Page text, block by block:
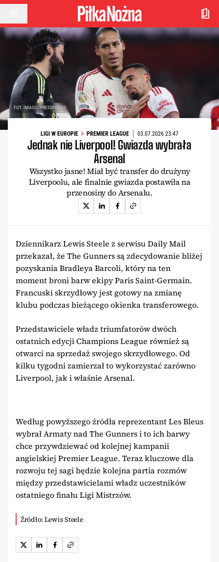
Przejdź do treści
FOT. IMAGO/PRESSFOCUS
LIGI W EUROPIE PREMIER LEAGUE 03.07.2026 23:47
Jednak nie Liverpool! Gwiazda wybrała
Arsenal
Wszystko jasne! Miał być transfer do drużyny
Liverpoolu, ale finalnie gwiazda postawiła na
przenosiny do Arsenalu.
Dziennikarz Lewis Steele z serwisu Daily Mail
przekazał, że The Gunners są zdecydowanie bliżej
pozyskania Bradleya Barcoli, który na ten
moment broni barw ekipy Paris Saint-Germain.
Francuski skrzydłowy jest gotowy na zmianę
klubu podczas bieżącego okienka transferowego.
Przedstawiciele władz triumfatorów dwóch
ostatnich edycji Champions League również są
otwarci na sprzedaż swojego skrzydłowego. Od
kilku tygodni zamierzał to wykorzystać zarówno
Liverpool, jak i właśnie Arsenal.
Według powyższego źródła reprezentant Les Bleus
wybrał Armaty nad The Gunners i to ich barwy
chce przywdziewać od kolejnej kampanii
angielskiej Premier League. Teraz kluczowe dla
rozwoju tej sagi będzie kolejna partia rozmów
między przedstawicielami władz uczestników
ostatniego finału Ligi Mistrzów.
Źródło: Lewis Steele